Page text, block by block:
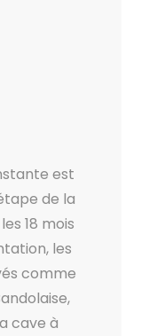
est
de la
18 mois
les
comme
cave à